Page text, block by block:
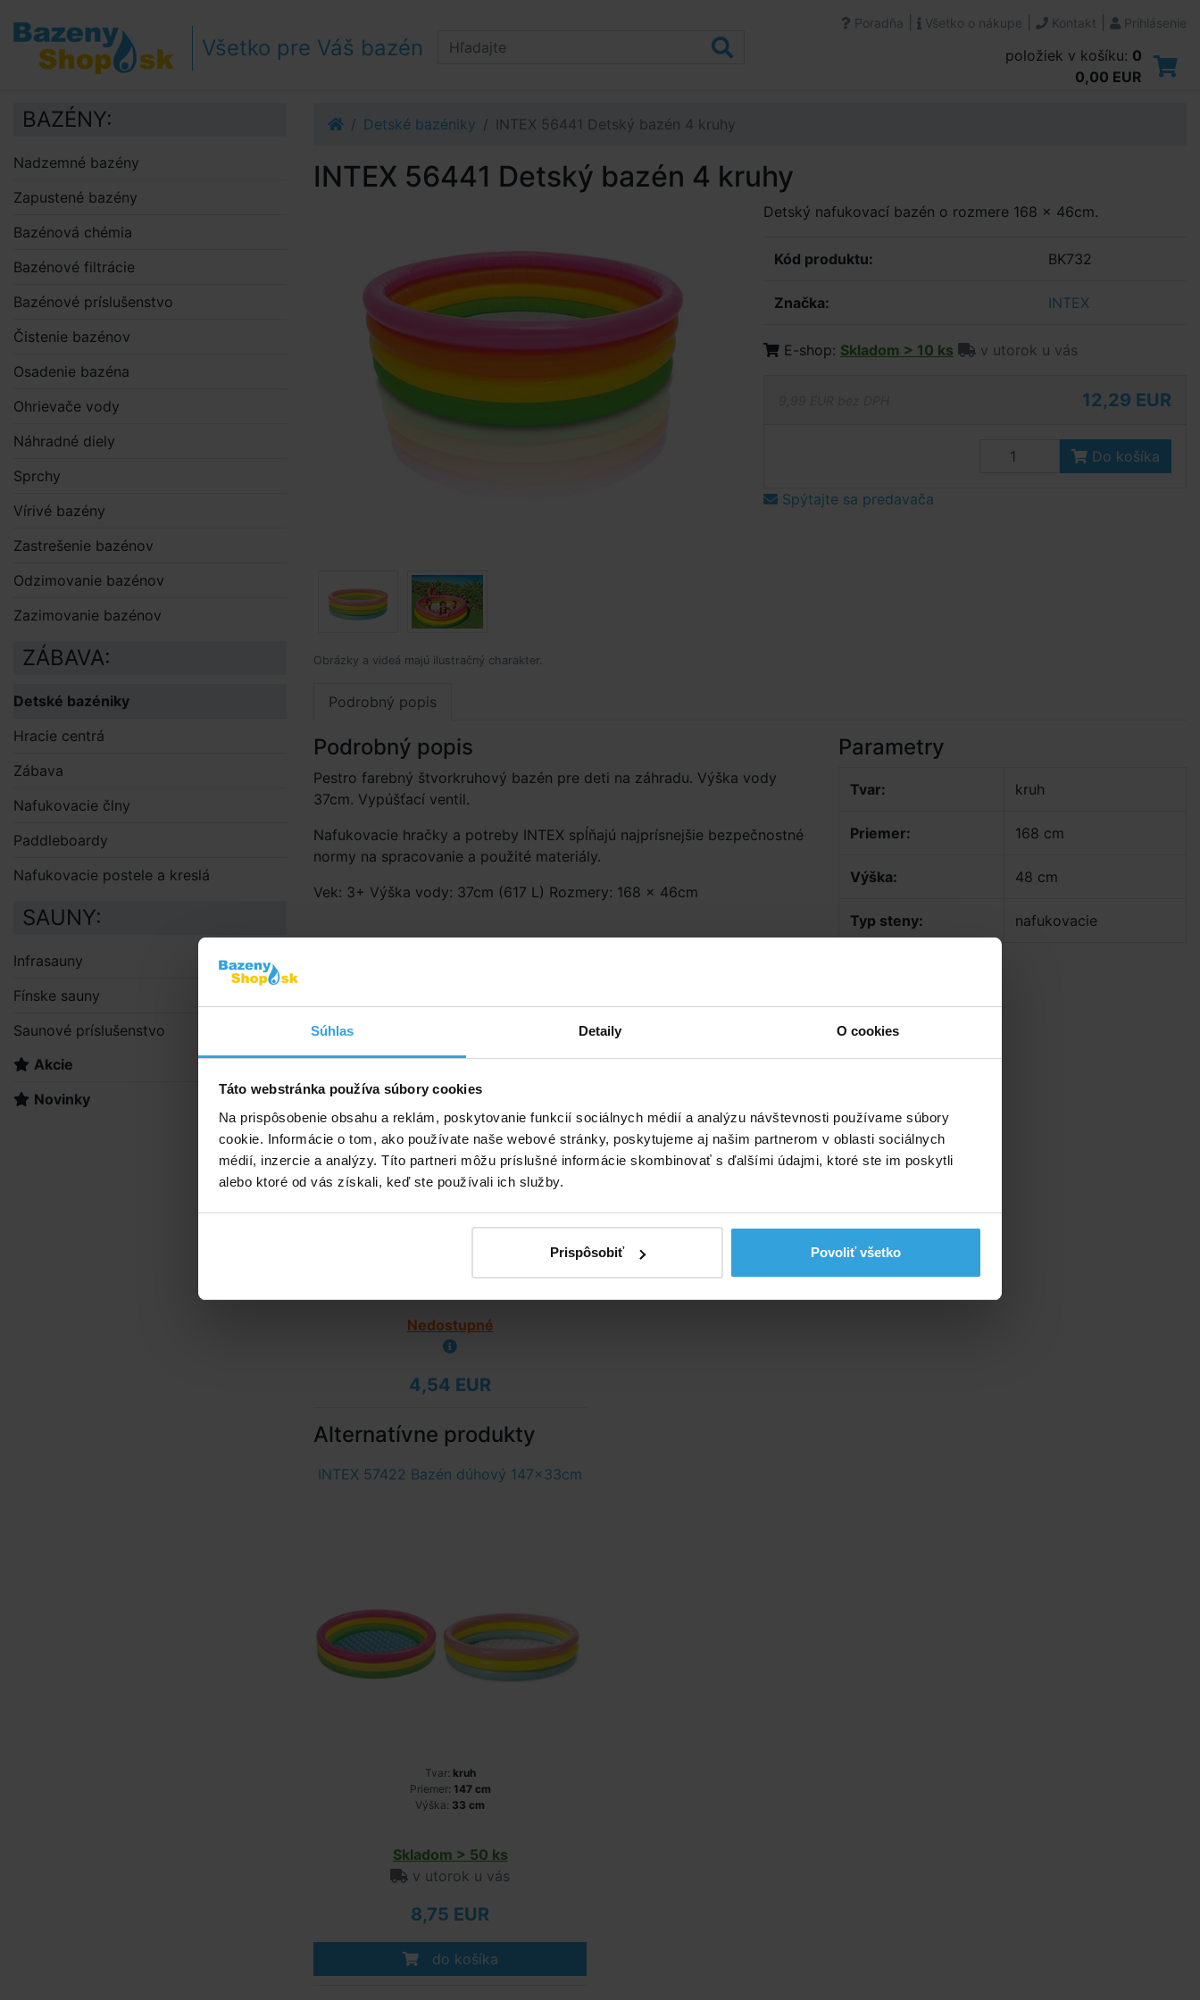
Súhlas Detaily O cookies
Táto webstránka používa súbory cookies
Na prispôsobenie obsahu a reklám, poskytovanie funkcií sociálnych médií a analýzu návštevnosti používame súbory
cookie. Informácie o tom, ako používate naše webové stránky, poskytujeme aj našim partnerom v oblasti sociálnych
médií, inzercie a analýzy. Títo partneri môžu príslušné informácie skombinovať s ďalšími údajmi, ktoré ste im poskytli
alebo ktoré od vás získali, keď ste používali ich služby.
Prispôsobiť Povoliť všetko
Prejsť na obsah
Prejsť k bočnému stĺpci
Klávesové skratky
Všetko pre Váš bazén
Poradňa Všetko o nákupe Kontakt Prihlásenie
položiek v košíku: 0
0,00 EUR
Detské bazéniky INTEX 56441 Detský bazén 4 kruhy
INTEX 56441 Detský bazén 4 kruhy
Obrázky a videá majú ilustračný charakter.
Detský nafukovací bazén o rozmere 168 x 46cm.
Kód produktu: BK732
Značka: INTEX
E-shop: Skladom > 10 ks v utorok u vás
12,29 EUR
Do košíka
Spýtajte sa predavača
Podrobný popis
Podrobný popis
Pestro farebný štvorkruhový bazén pre deti na záhradu. Výška vody
37cm. Vypúšťací ventil.
Nafukovacie hračky a potreby INTEX spĺňajú najprísnejšie bezpečnostné
normy na spracovanie a použité materiály.
Vek: 3+ Výška vody: 37cm (617 L) Rozmery: 168 × 46cm
Parametry
Tvar: kruh
Priemer: 168 cm
Výška: 48 cm
Typ steny: nafukovacie
INTEX 68614 Ručná pumpa 36cm
Nedostupné
4,54 EUR
Alternatívne produkty
INTEX 57422 Bazén dúhový 147x33cm
Tvar: kruh
Priemer: 147 cm
Výška: 33 cm
Skladom > 50 ks
v utorok u vás
8,75 EUR
do košíka
BAZÉNY:
Nadzemné bazény
Zapustené bazény
Bazénová chémia
Bazénové filtrácie
Bazénové príslušenstvo
Čistenie bazénov
Osadenie bazéna
Ohrievače vody
Náhradné diely
Sprchy
Vírivé bazény
Zastrešenie bazénov
Odzimovanie bazénov
Zazimovanie bazénov
ZÁBAVA:
Detské bazéniky
Hracie centrá
Zábava
Nafukovacie člny
Paddleboardy
Nafukovacie postele a kreslá
SAUNY:
Infrasauny
Fínske sauny
Saunové príslušenstvo
Akcie
Novinky